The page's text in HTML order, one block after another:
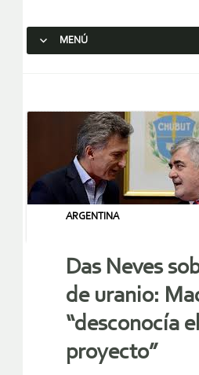
MENÚ
ARGENTINA
Das Neves
de uranio:
“desconocía el
proyecto”